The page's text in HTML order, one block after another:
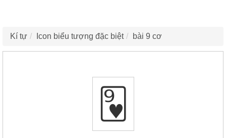
Kí tự Icon biểu tượng đặc biệt bài 9 cơ
🂹